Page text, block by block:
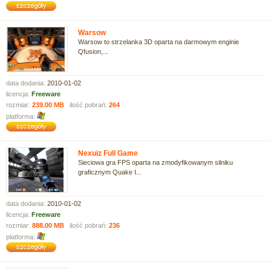
Warsow
Warsow to strzelanka 3D oparta na darmowym enginie
Qfusion,...
data dodania: 2010-01-02
licencja: Freeware
rozmiar: 239.00 MB ilość pobrań: 264
platforma:
Nexuiz Full Game
Sieciowa gra FPS oparta na zmodyfikowanym silniku
graficznym Quake I...
data dodania: 2010-01-02
licencja: Freeware
rozmiar: 888.00 MB ilość pobrań: 236
platforma: